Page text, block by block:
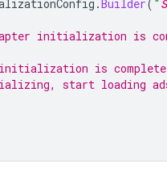
.Builder( "
initialization is
initialization is
start loading ads